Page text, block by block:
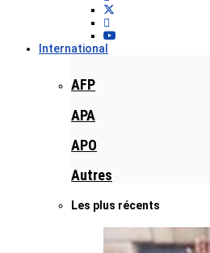
International
AFP
APA
APO
Autres
Les plus récents